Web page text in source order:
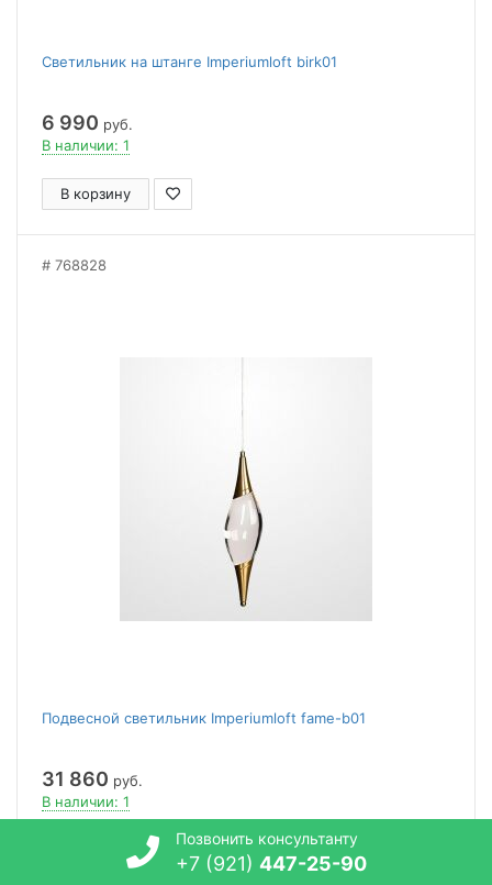
Светильник на штанге Imperiumloft birk01
6 990 руб.
В наличии: 1
В корзину
768828
Подвесной светильник Imperiumloft fame-b01
31 860 руб.
В наличии: 1
Позвонить консультанту
+7 (921) 447-25-90